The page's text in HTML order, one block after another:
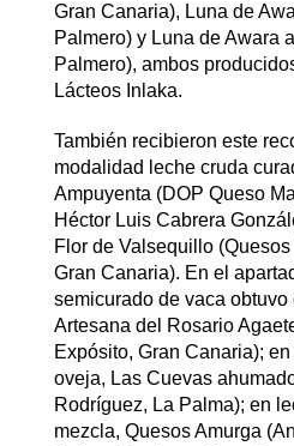
Gran Canaria), Luna de
Palmero) y Luna de Awara
Palmero), ambos
Lácteos Inlaka.
También recibieron este
modalidad leche cruda
Ampuyenta (DOP Queso
Héctor Luis Cabrera
Flor de Valsequillo
Gran Canaria). En el
semicurado de vaca obtuvo
Artesana del Rosario
Expósito, Gran Canaria);
oveja, Las Cuevas
Rodríguez, La Palma); en
mezcla, Quesos Amurga